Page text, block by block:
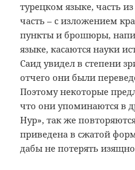
турецком языке, часть
часть – с изложением
пункты и брошюры,
языке, касаются науки
Саид увидел в степени
отчего они были
Поэтому некоторые
что они упоминаются в
Нур», так же
приведена в сжатой
дабы не потерять